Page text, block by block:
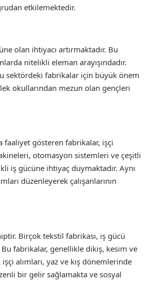
etkilemektedir.
olan ihtiyacı artırmaktadır. Bu
nitelikli eleman arayışındadır.
sektördeki fabrikalar için büyük önem
okullarından mezun olan gençleri
faaliyet gösteren fabrikalar, işçi
otomasyon sistemleri ve çeşitli
iş gücüne ihtiyaç duymaktadır. Aynı
düzenleyerek çalışanlarının
Birçok tekstil fabrikası, iş gücü
Bu fabrikalar, genellikle dikiş, kesim ve
alımları, yaz ve kış dönemlerinde
bir gelir sağlamakta ve sosyal